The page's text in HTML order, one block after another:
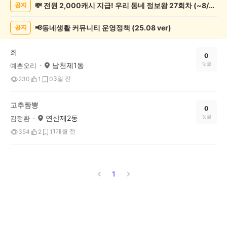
글
공지 💸 전원 2,000캐시 지급! 우리 동네 정보왕 27회차 (~8/10)
공지 📢동네생활 커뮤니티 운영정책 (25.08 ver)
회
예쁜오리 남천제1동
230 1 03일 전
0
댓글
고추짬뽕
김정환 연산제2동
354 2 1 1개월 전
0
댓글
1